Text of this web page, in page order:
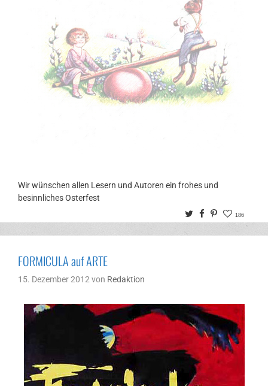
Wir wünschen allen Lesern und Autoren ein frohes und
besinnliches Osterfest
TwitterFacebook
Pinterest
186
FORMICULA auf ARTE
15. Dezember 2012 von Redaktion